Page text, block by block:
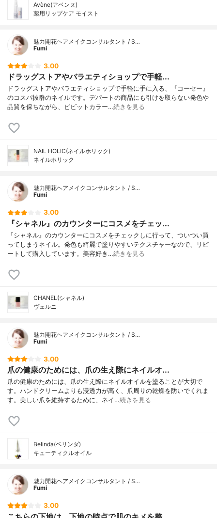
Avène(アベンヌ)
薬用リップケア モイスト
魅力開花ヘアメイクコンサルタント / S…
Fumi
3.00
ドラッグストアやバラエティショップで手軽...
ドラッグストアやバラエティショップで手軽に手に入る、『コーセー』
のコスパ抜群のネイルです。デパートの商品にも引けを取らない発色や
品質を保ちながら、ビビットカラー…続きを見る
NAIL HOLIC(ネイルホリック)
ネイルホリック
魅力開花ヘアメイクコンサルタント / S…
Fumi
3.00
『シャネル』のカウンターにコスメをチェッ...
『シャネル』のカウンターにコスメをチェックしに行って、ついつい買
ってしまうネイル。発色も綺麗で塗りやすいテクスチャーなので、リピ
ートして購入しています。美容好き…続きを見る
CHANEL(シャネル)
ヴェルニ
魅力開花ヘアメイクコンサルタント / S…
Fumi
3.00
爪の健康のためには、爪の生え際にネイルオ...
爪の健康のためには、爪の生え際にネイルオイルを塗ることが大切で
す。ハンドクリームよりも浸透力が高く、爪周りの乾燥を防いでくれま
す。美しい爪を維持するために、ネイ…続きを見る
Belinda(ベリンダ)
キューティクルオイル
魅力開花ヘアメイクコンサルタント / S…
Fumi
3.00